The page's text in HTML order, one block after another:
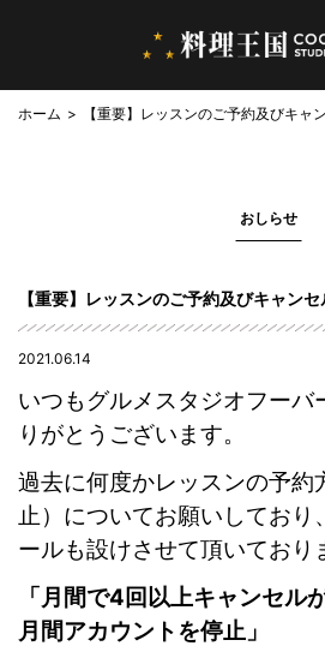
ホーム
【重要】レッスンのご予約及びキャ
おしらせ
【重要】レッスンのご予約及びキャン
2021.06.14
いつもグルメスタジオフーバ
りがとうございます。
過去に何度かレッスンの予約
止）についてお願いしており
ールも設けさせて頂いており
「月間で4回以上キャンセル
月間アカウントを停止」